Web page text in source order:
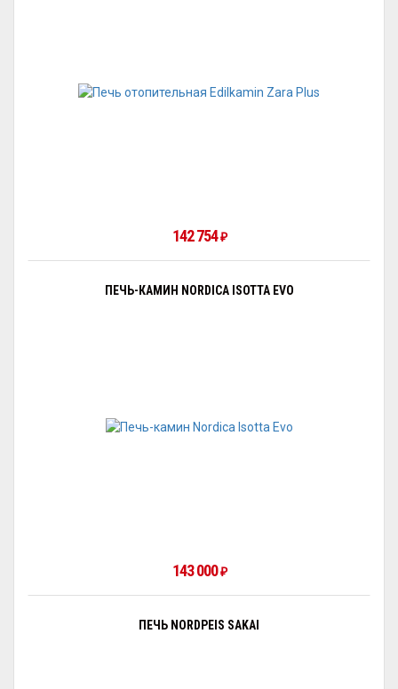
142 754₽
ПЕЧЬ-КАМИН NORDICA ISOTTA EVO
143 000₽
ПЕЧЬ NORDPEIS SAKAI